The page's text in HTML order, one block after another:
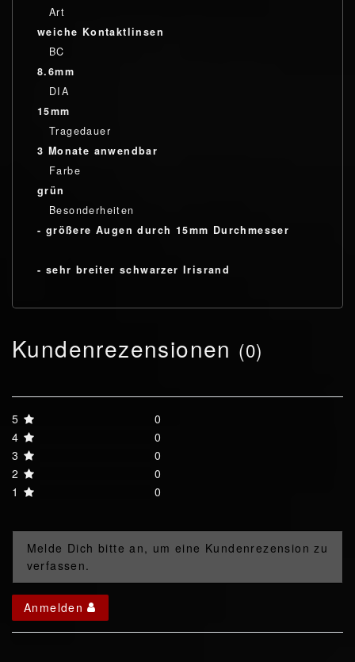
Art
weiche Kontaktlinsen
BC
8.6mm
DIA
15mm
Tragedauer
3 Monate anwendbar
Farbe
grün
Besonderheiten
- größere Augen durch 15mm Durchmesser
- sehr breiter schwarzer Irisrand
Kundenrezensionen (0)
5
0
4
0
3
0
2
0
1
0
Melde Dich bitte an, um eine Kundenrezension zu
verfassen.
Anmelden